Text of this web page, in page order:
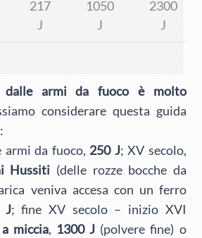
217
J
1050
J
2300
J
dalle armi da fuoco è molto
considerare questa guida
armi da fuoco, 250 J; XV secolo,
Hussiti (delle rozze bocche da
veniva accesa con un ferro
J; fine XV secolo – inizio XVI
miccia, 1300 J (polvere fine) o